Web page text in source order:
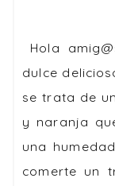
Hola
dulce
se trata de
y naranja
una
comerte un